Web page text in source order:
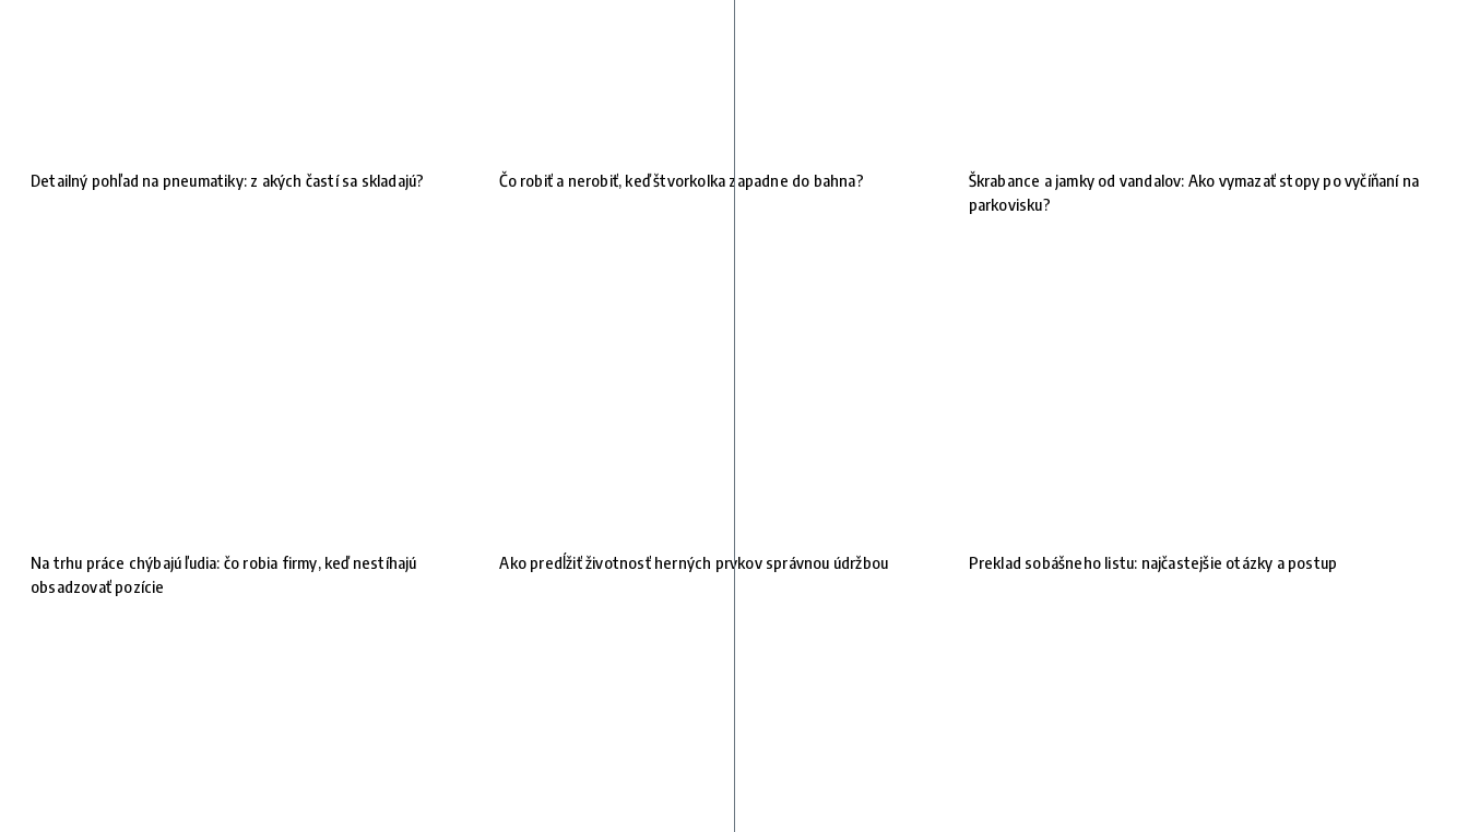
Detailný pohľad na pneumatiky: z akých častí sa skladajú? Čo robiť a nerobiť, keď štvorkolka zapadne do bahna?
Škrabance a jamky od vandalov: Ako vymazať stopy po vyčíňaní na
parkovisku?
Na trhu práce chýbajú ľudia: čo robia firmy, keď nestíhajú
obsadzovať pozície
Ako predĺžiť životnosť herných prvkov správnou údržbou Preklad sobášneho listu: najčastejšie otázky a postup